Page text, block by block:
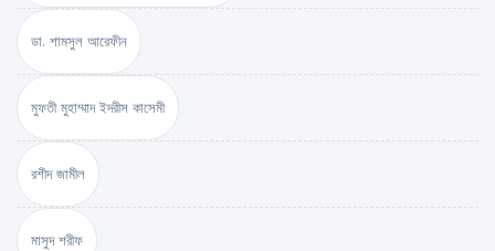
ডা. শামসুল আরেফীন
মুফতী মুহাম্মাদ ইদরীস কাসেমী
রশীদ জামীল
মাসুদ শরীফ